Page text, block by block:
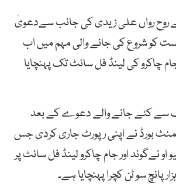
روح رواں علی زیدی کی جانب سےدعویٰ
ہے کہ 5اگست کو شروع کی جانے والی مہم میں اب
جام چاکرو کی لینڈ فل سائٹ تک پہنچایا
کئے جانے والے دعوے کے بعد
بورڈ نے اپنی رپورٹ جاری کردی جس
نےگوند اور جام چاکرو لینڈ فل سائٹ پر
سو ٹن کچرا پہنچایا ہے۔